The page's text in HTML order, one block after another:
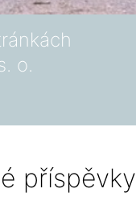
o.
příspěvky